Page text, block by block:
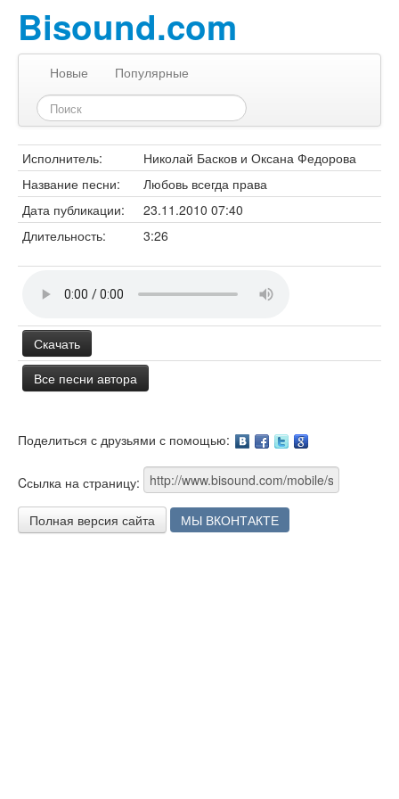
Bisound.com
Новые Популярные
Исполнитель:
Николай Басков и Оксана Федорова
Название песни:
Любовь всегда права
Дата публикации:
23.11.2010 07:40
Длительность:
3:26
Скачать
Все песни автора
Поделиться с друзьями с помощью:
Cсылка на страницу:
Полная версия сайта МЫ ВКОНТАКТЕ